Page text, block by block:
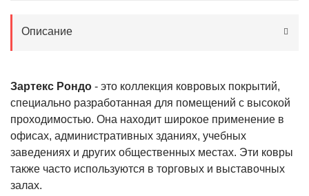
Описание
Зартекс Рондо - это коллекция ковровых покрытий,
специально разработанная для помещений с высокой
проходимостью. Она находит широкое применение в
офисах, административных зданиях, учебных
заведениях и других общественных местах. Эти ковры
также часто используются в торговых и выставочных
залах.